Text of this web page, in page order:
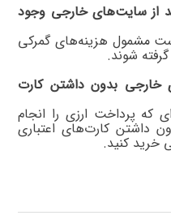
از سایت‌های خارجی وجود
است مشمول هزینه‌های گمرکی
شوند.
خارجی بدون داشتن کارت
که پرداخت ارزی را انجام
داشتن کارت‌های اعتباری
خرید کنید.